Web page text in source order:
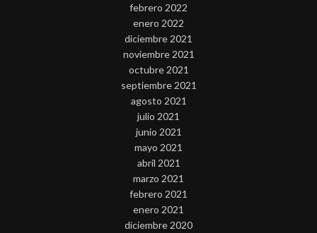
febrero 2022
enero 2022
diciembre 2021
noviembre 2021
octubre 2021
septiembre 2021
agosto 2021
julio 2021
junio 2021
mayo 2021
abril 2021
marzo 2021
febrero 2021
enero 2021
diciembre 2020